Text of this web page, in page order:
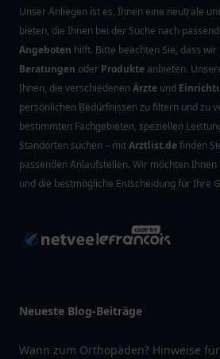
Unser Anliegen ist es, Ihnen eine neutrale
bieten, die Ihnen bei der Suche nach
Angeboten hilft. Bitte beachten Sie, dass wir
Beratungen oder Produkte anbieten.
Ihnen, die verschiedenenÄrzte und
persönlichen Bedürfnissen zu filtern und zu
bestimmten Fachgebieten, speziellen
Standorten suchen – mitArztlist.definden
passenden Anlaufstellen. Wir möchten Ihnen
und die bestmögliche Entscheidung für Ihre
Neueste Blog-Beiträge
Wann zum Orthopäden? Hinweise